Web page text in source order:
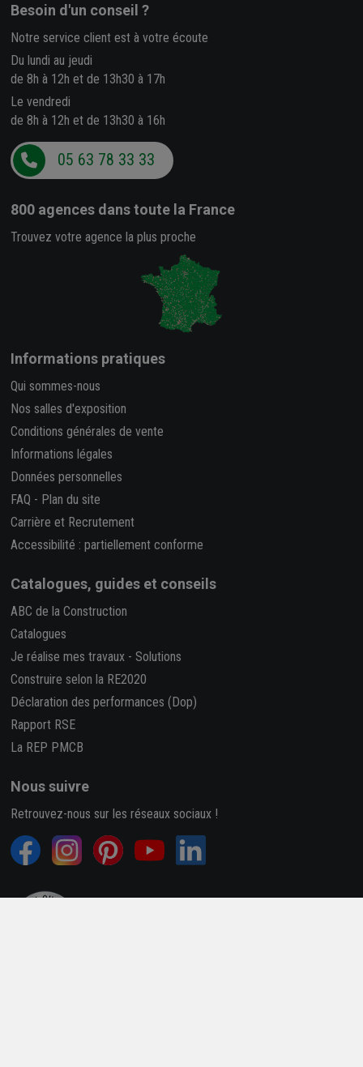
Besoin d'un conseil ?
Notre service client est à votre écoute
Du lundi au jeudi
de 8h à 12h et de 13h30 à 17h
Le vendredi
de 8h à 12h et de 13h30 à 16h
05 63 78 33 33
800 agences dans toute la France
Trouvez votre agence la plus proche
Informations pratiques
Qui sommes-nous
Nos salles d'exposition
Conditions générales de vente
Informations légales
Données personnelles
FAQ - Plan du site
Carrière et Recrutement
Accessibilité : partiellement conforme
Catalogues, guides et conseils
ABC de la Construction
Catalogues
Je réalise mes travaux - Solutions
Construire selon la RE2020
Déclaration des performances (Dop)
Rapport RSE
La REP PMCB
Nous suivre
Retrouvez-nous sur les réseaux sociaux !